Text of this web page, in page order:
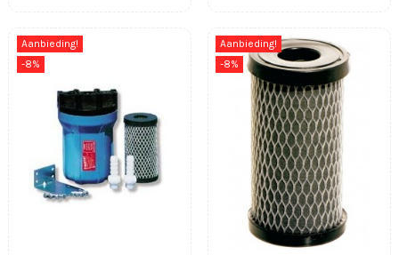
Aanbieding!
-8%
Aanbieding!
-8%